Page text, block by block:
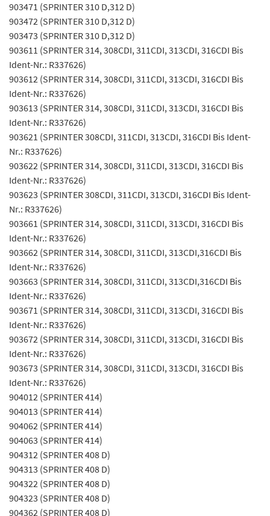
903471 (SPRINTER 310 D,312 D)
903472 (SPRINTER 310 D,312 D)
903473 (SPRINTER 310 D,312 D)
903611 (SPRINTER 314, 308CDI, 311CDI, 313CDI, 316CDI Bis
Ident-Nr.: R337626)
903612 (SPRINTER 314, 308CDI, 311CDI, 313CDI, 316CDI Bis
Ident-Nr.: R337626)
903613 (SPRINTER 314, 308CDI, 311CDI, 313CDI, 316CDI Bis
Ident-Nr.: R337626)
903621 (SPRINTER 308CDI, 311CDI, 313CDI, 316CDI Bis Ident-
Nr.: R337626)
903622 (SPRINTER 314, 308CDI, 311CDI, 313CDI, 316CDI Bis
Ident-Nr.: R337626)
903623 (SPRINTER 308CDI, 311CDI, 313CDI, 316CDI Bis Ident-
Nr.: R337626)
903661 (SPRINTER 314, 308CDI, 311CDI, 313CDI, 316CDI Bis
Ident-Nr.: R337626)
903662 (SPRINTER 314, 308CDI, 311CDI, 313CDI,316CDI Bis
Ident-Nr.: R337626)
903663 (SPRINTER 314, 308CDI, 311CDI, 313CDI,316CDI Bis
Ident-Nr.: R337626)
903671 (SPRINTER 314, 308CDI, 311CDI, 313CDI, 316CDI Bis
Ident-Nr.: R337626)
903672 (SPRINTER 314, 308CDI, 311CDI, 313CDI, 316CDI Bis
Ident-Nr.: R337626)
903673 (SPRINTER 314, 308CDI, 311CDI, 313CDI, 316CDI Bis
Ident-Nr.: R337626)
904012 (SPRINTER 414)
904013 (SPRINTER 414)
904062 (SPRINTER 414)
904063 (SPRINTER 414)
904312 (SPRINTER 408 D)
904313 (SPRINTER 408 D)
904322 (SPRINTER 408 D)
904323 (SPRINTER 408 D)
904362 (SPRINTER 408 D)